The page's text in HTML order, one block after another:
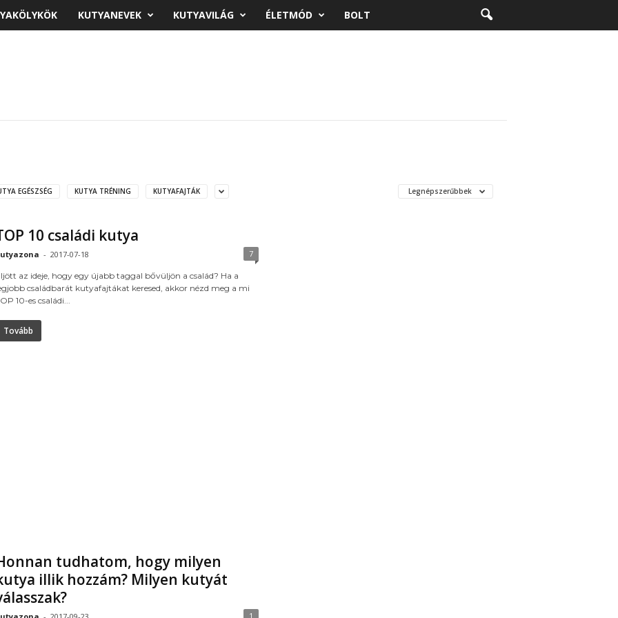
KUTYANEVEK KUTYAVILÁG ÉLETMÓD BOLT
EGÉSZSÉG KUTYA TRÉNING KUTYAFAJTÁK Legnépszerűbbek
10 családi kutya
- 2017-07-18 7
az ideje, hogy egy újabb taggal bővüljön a család? Ha a
családbarát kutyafajtákat keresed, akkor nézd meg a mi
10-es családi...
Tovább
tudhatom, hogy milyen
illik hozzám? Milyen kutyát
1